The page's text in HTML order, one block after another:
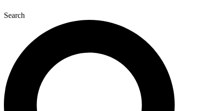
Search